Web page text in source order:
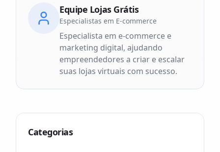
Equipe Lojas Grátis
Especialistas em E-commerce
Especialista em e-commerce e
marketing digital, ajudando
empreendedores a criar e escalar
suas lojas virtuais com sucesso.
Categorias